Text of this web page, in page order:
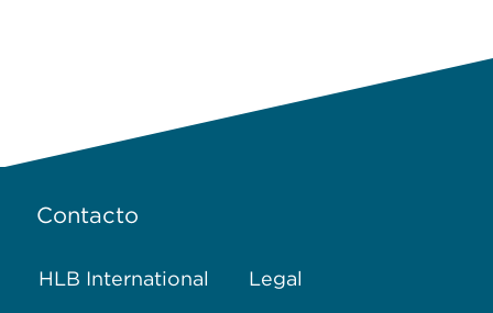
Contacto
HLB International Legal